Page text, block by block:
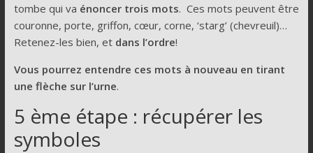
tombe qui va énoncer trois mots. Ces mots peuvent être
couronne, porte, griffon, cœur, corne, ‘starg’ (chevreuil)…
Retenez-les bien, et dans l’ordre!
Vous pourrez entendre ces mots à nouveau en tirant
une flèche sur l’urne.
5 ème étape : récupérer les
symboles